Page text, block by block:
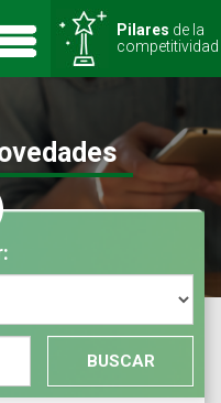
Pilares de la
competitividad
BUSCAR